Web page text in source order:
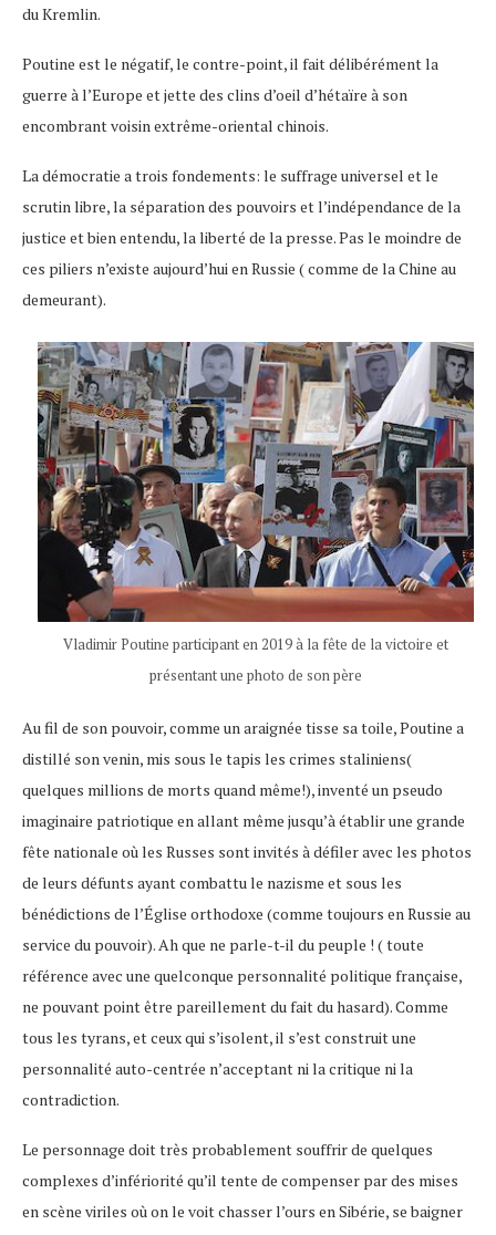
du Kremlin.
Poutine est le négatif, le contre-point, il fait délibérément la
guerre à l’Europe et jette des clins d’oeil d’hétaïre à son
encombrant voisin extrême-oriental chinois.
La démocratie a trois fondements: le suffrage universel et le
scrutin libre, la séparation des pouvoirs et l’indépendance de la
justice et bien entendu, la liberté de la presse. Pas le moindre de
ces piliers n’existe aujourd’hui en Russie ( comme de la Chine au
demeurant).
Vladimir Poutine participant en 2019 à la fête de la victoire et
présentant une photo de son père
Au fil de son pouvoir, comme un araignée tisse sa toile, Poutine a
distillé son venin, mis sous le tapis les crimes staliniens(
quelques millions de morts quand même!), inventé un pseudo
imaginaire patriotique en allant même jusqu’à établir une grande
fête nationale où les Russes sont invités à défiler avec les photos
de leurs défunts ayant combattu le nazisme et sous les
bénédictions de l’Église orthodoxe (comme toujours en Russie au
service du pouvoir). Ah que ne parle-t-il du peuple ! ( toute
référence avec une quelconque personnalité politique française,
ne pouvant point être pareillement du fait du hasard). Comme
tous les tyrans, et ceux qui s’isolent, il s’est construit une
personnalité auto-centrée n’acceptant ni la critique ni la
contradiction.
Le personnage doit très probablement souffrir de quelques
complexes d’infériorité qu’il tente de compenser par des mises
en scène viriles où on le voit chasser l’ours en Sibérie, se baigner